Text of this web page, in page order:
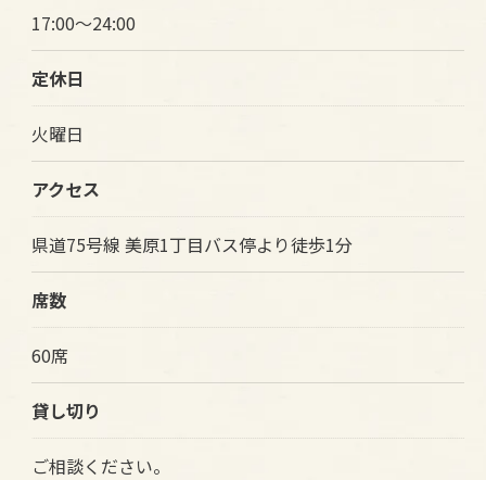
17:00～24:00
定休日
火曜日
アクセス
県道75号線 美原1丁目バス停より徒歩1分
席数
60席
貸し切り
ご相談ください。